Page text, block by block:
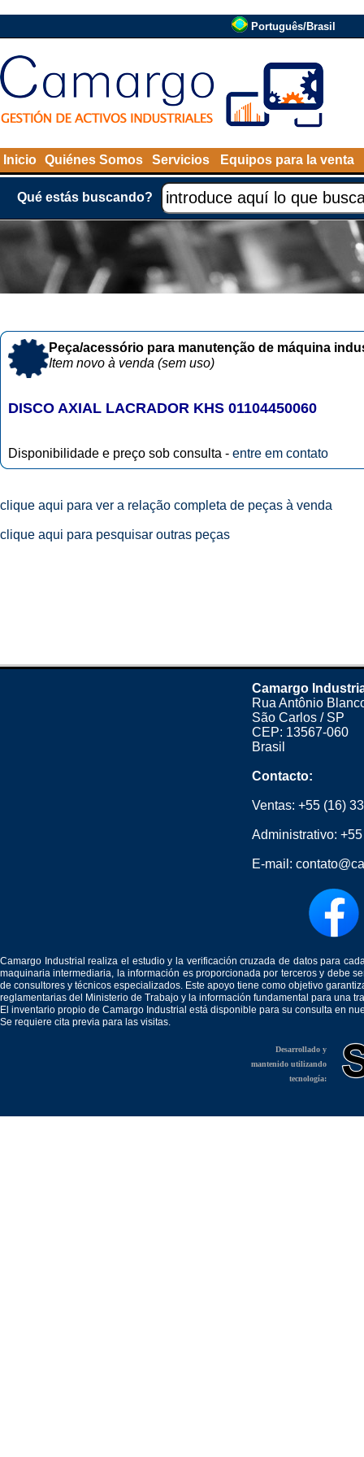
Português/Brasil
Inicio Quiénes Somos Servicios Equipos para la venta
Qué estás buscando?
Peça/acessório para manutenção de máquina
Item novo à venda (sem uso)
DISCO AXIAL LACRADOR KHS 01104450060
Disponibilidade e preço sob consulta - entre em contato
clique aqui para ver a relação completa de peças à venda
clique aqui para pesquisar outras peças
Camargo
Rua Antônio
São Carlos / SP
CEP: 13567-060
Brasil
Contacto:
Ventas: +55 (16)
Administrativo:
E-mail:
Camargo Industrial realiza el estudio y la verificación cruzada de datos para
maquinaria intermediaria, la información es proporcionada por terceros y debe
de consultores y técnicos especializados. Este apoyo tiene como objetivo
reglamentarias del Ministerio de Trabajo y la información fundamental para una
El inventario propio de Camargo Industrial está disponible para su consulta en
Se requiere cita previa para las visitas.
Desarrollado y
mantenido utilizando
tecnología: